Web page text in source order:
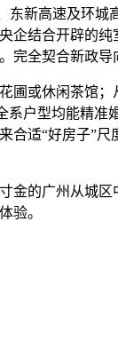
新高速及环城
结合开辟的纯
全契合新政
或休闲茶馆；
户型均能精
适“好房子”
的广州从城
验。